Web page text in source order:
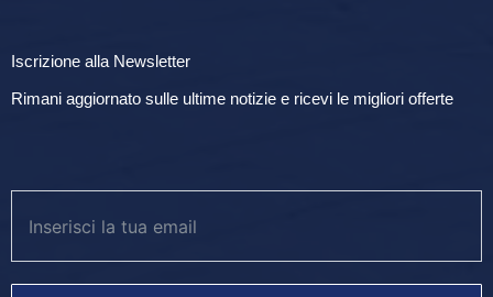
Iscrizione alla Newsletter
Rimani aggiornato sulle ultime notizie e ricevi le migliori offerte